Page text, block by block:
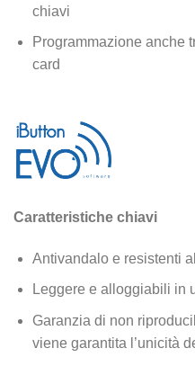
chiavi
Programmazione anche
card
Caratteristiche chiavi
Antivandalo e resistenti
Leggere e alloggiabili in
Garanzia di non
viene garantita l’unicità